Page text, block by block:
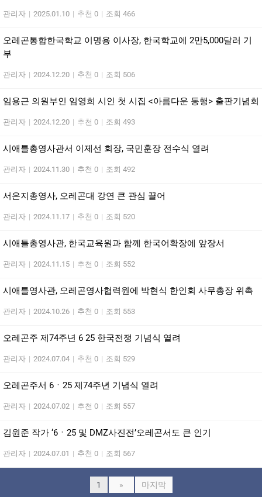
관리자 | 2025.01.10 | 추천 0 | 조회 466
오레곤통합한국학교 이명용 이사장, 한국학교에 2만5,000달러 기
부
관리자 | 2024.12.20 | 추천 0 | 조회 506
임용근 의원부인 임영희 시인 첫 시집 <아름다운 동행> 출판기념회
관리자 | 2024.12.20 | 추천 0 | 조회 493
시애틀총영사관서 이제선 회장, 국민훈장 전수식 열려
관리자 | 2024.11.30 | 추천 0 | 조회 492
서은지총영사, 오레곤대 강연 큰 관심 끌어
관리자 | 2024.11.17 | 추천 0 | 조회 520
시애틀총영사관, 한국교육원과 함께 한국어확장에 앞장서
관리자 | 2024.11.15 | 추천 0 | 조회 552
시애틀영사관, 오레곤영사협력원에 박현식 한인회 사무총장 위촉
관리자 | 2024.10.26 | 추천 0 | 조회 553
오레곤주 제74주년 6 25 한국전쟁 기념식 열려
관리자 | 2024.07.04 | 추천 0 | 조회 529
오레곤주서 6ㆍ25 제74주년 기념식 열려
관리자 | 2024.07.02 | 추천 0 | 조회 557
김원준 작가 ‘6ㆍ25 및 DMZ사진전’오레곤서도 큰 인기
관리자 | 2024.07.01 | 추천 0 | 조회 567
1 » 마지막